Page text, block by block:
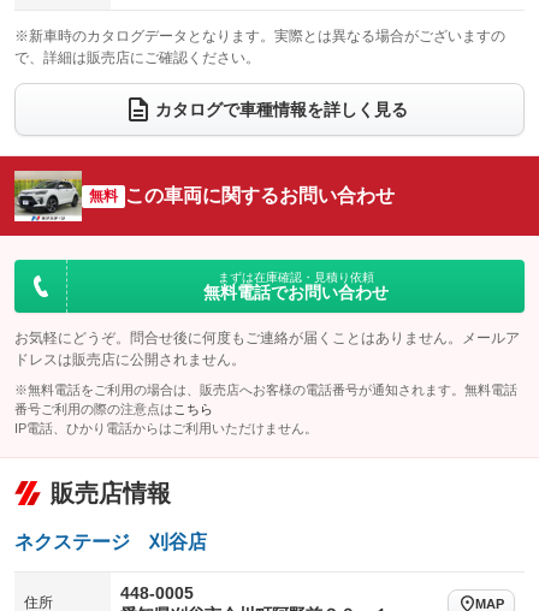
：装備なし ：装備あり
ウォークスルー
：装備なし
電動リアゲート フロントカメラ
：装備あり
：装備なし ：装備あり
サイドカメラ
：装備あり ルーフレール
：装備なし
：装備なし
：装備なし
※新車時のカタログデータとなります。実際とは異なる場合がございますの
で、詳細は販売店にご確認ください。
カタログで車種情報を詳しく見る
無料 この車両に関するお問い合わせ
まずは在庫確認・見積り依頼
無料電話でお問い合わせ
お気軽にどうぞ。問合せ後に何度もご連絡が届くことはありません。メールア
ドレスは販売店に公開されません。
※無料電話をご利用の場合は、販売店へお客様の電話番号が通知されます。無料電話
番号ご利用の際の注意点は こちら
IP電話、ひかり電話からはご利用いただけません。
販売店情報
ネクステージ 刈谷店
住所
448-0005
MAP